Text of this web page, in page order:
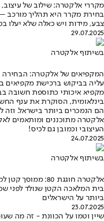
מקררי אלקטרה: שילוב של עיצוב,
בחירת מקרר היא תהליך מורכב
צבע, מידות ויש כאלה שלא יעלו
29.07.2025
בשיתוף אלקטרה
המקפיאים של אלקטרה: הבחירה
עליה בביקוש ברכישת מקפיאים
מקפיא איכותי כתוספת חשובה
בינלאומית, הסוקרת את ענף
הם הנמכרים ביותר בישראל.
אלקטרה מתוכננים ומותאמים
העיצובי וכמובן גם לכיס!
24.07.2025
בשיתוף אלקטרה
אלקטרה חוגגת 80: ממוסך קטן למותג החשמל המוביל בישראל
בית המלאכה הקטן שנולד לפני
ביותר על הישראלים
23.07.2025
שיין וטמו על הכוונת - זה מה